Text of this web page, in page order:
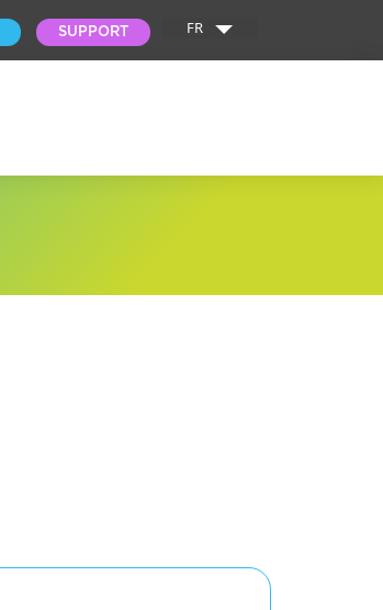
SUPPORT FR